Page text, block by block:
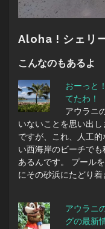
Aloha ! シェリ
こんなのもあるよ
おーっと
てたわ！
アウラニ
いないことを思い出
ですが、これ、人工
い西海岸のビーチで
あるんです。 プール
にその砂浜にたどり着
アウラニ
グの最新